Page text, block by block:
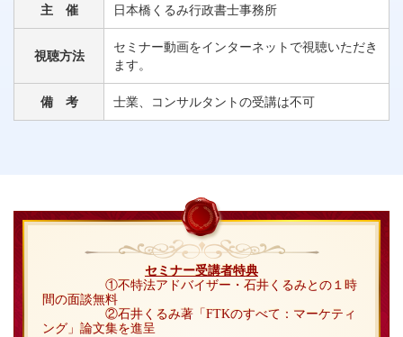
主 催 日本橋くるみ行政書士事務所
視聴方法
セミナー動画をインターネットで視聴いただき
ます。
備 考 士業、コンサルタントの受講は不可
セミナー受講者特典
①不特法アドバイザー・石井くるみとの１時
間の面談無料
②石井くるみ著「FTKのすべて：マーケティ
ング」論文集を進呈